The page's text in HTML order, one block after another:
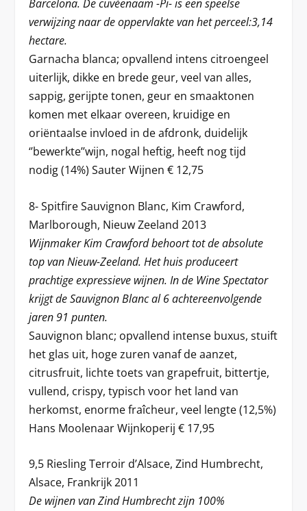
Barcelona. De cuvéenaam -Pi- is een speelse
verwijzing naar de oppervlakte van het perceel:3,14
hectare.
Garnacha blanca; opvallend intens citroengeel
uiterlijk, dikke en brede geur, veel van alles,
sappig, gerijpte tonen, geur en smaaktonen
komen met elkaar overeen, kruidige en
oriëntaalse invloed in de afdronk, duidelijk
‘’bewerkte’’wijn, nogal heftig, heeft nog tijd
nodig (14%) Sauter Wijnen € 12,75
8- Spitfire Sauvignon Blanc, Kim Crawford,
Marlborough, Nieuw Zeeland 2013
Wijnmaker Kim Crawford behoort tot de absolute
top van Nieuw-Zeeland. Het huis produceert
prachtige expressieve wijnen. In de Wine Spectator
krijgt de Sauvignon Blanc al 6 achtereenvolgende
jaren 91 punten.
Sauvignon blanc; opvallend intense buxus, stuift
het glas uit, hoge zuren vanaf de aanzet,
citrusfruit, lichte toets van grapefruit, bittertje,
vullend, crispy, typisch voor het land van
herkomst, enorme fraîcheur, veel lengte (12,5%)
Hans Moolenaar Wijnkoperij € 17,95
9,5 Riesling Terroir d’Alsace, Zind Humbrecht,
Alsace, Frankrijk 2011
De wijnen van Zind Humbrecht zijn 100%